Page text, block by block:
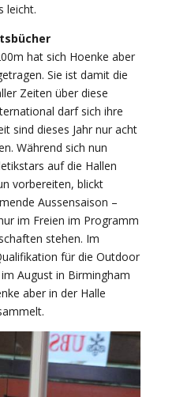
leicht.
hat sich Hoenke aber
Sie ist damit die
Zeiten über diese
darf sich ihre
sind dieses Jahr nur acht
Während sich nun
auf die Hallen
vorbereiten, blickt
Aussensaison –
im Freien im Programm
stehen. Im
für die Outdoor
August in Birmingham
aber in der Halle